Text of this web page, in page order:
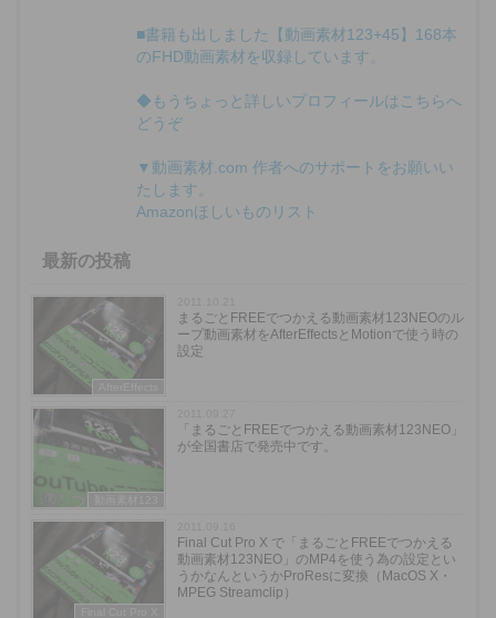
■書籍も出しました【動画素材123+45】168本
のFHD動画素材を収録しています。
◆もうちょっと詳しいプロフィールはこちらへ
どうぞ
▼動画素材.com 作者へのサポートをお願いい
たします。
Amazonほしいものリスト
最新の投稿
まるごとFREEでつかえる動画素材123NEOのル
ープ動画素材をAfterEffectsとMotionで使う時の
設定
「まるごとFREEでつかえる動画素材123NEO」
が全国書店で発売中です。
Final Cut Pro X で「まるごとFREEでつかえる
動画素材123NEO」のMP4を使う為の設定とい
うかなんというかProResに変換（MacOS X・
MPEG Streamclip）